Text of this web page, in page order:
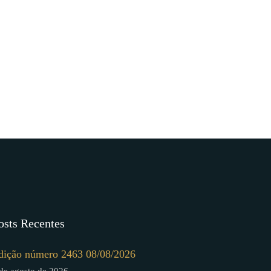
Recentes
número 2463 08/08/2026